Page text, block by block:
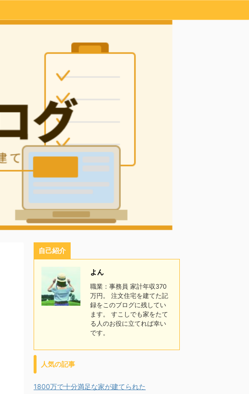
自己紹介
よん
職業：事務員 家計年収370
万円。 注文住宅を建てた記
録をこのブログに残してい
ます。 すこしでも家をたて
る人のお役に立てれば幸い
です。
人気の記事
1800万で十分満足な家が建てられた